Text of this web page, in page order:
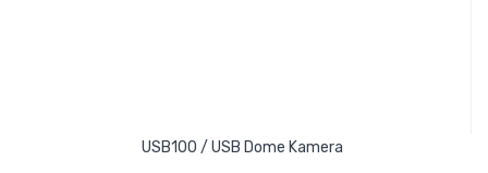
USB100 / USB Dome Kamera